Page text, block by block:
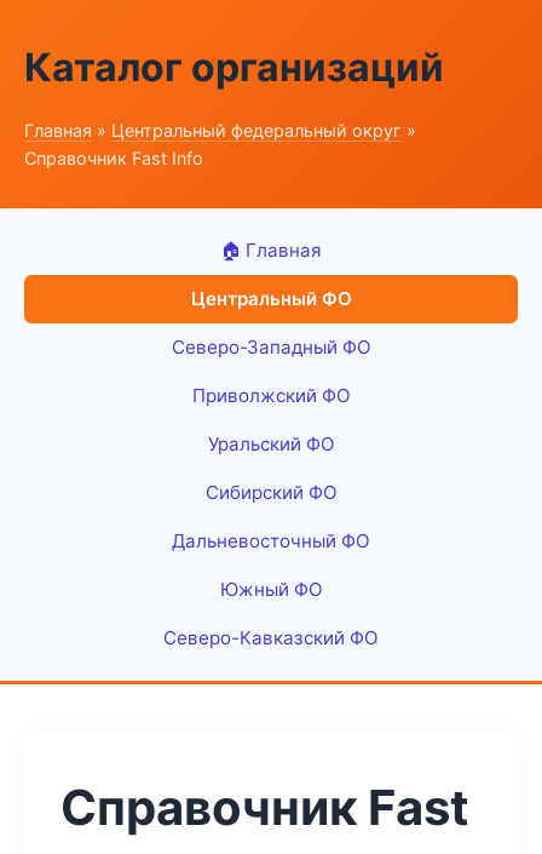
Каталог организаций
Главная » Центральный федеральный округ »
Справочник Fast Info
🏠 Главная
Центральный ФО
Северо-Западный ФО
Приволжский ФО
Уральский ФО
Сибирский ФО
Дальневосточный ФО
Южный ФО
Северо-Кавказский ФО
Справочник Fast